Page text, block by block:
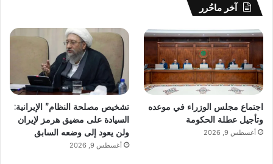
آخر ماحُرر
اجتماع مجلس الوزراء في موعده
وتأجيل عطلة الحكومة
أغسطس 9, 2026
تشخيص مصلحة النظام” الإيرانية:
السيادة على مضيق هرمز لإيران
ولن يعود إلى وضعه السابق
أغسطس 9, 2026